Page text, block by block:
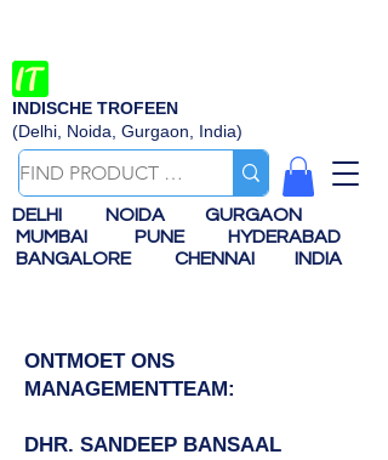
INDISCHE TROFEEN
(Delhi, Noida, Gurgaon, India)
DELHI NOIDA
GURGAON
MUMBAI
PUNE
HYDERABAD
BANGALORE
CHENNAI INDIA
ONTMOET ONS
MANAGEMENTTEAM:
DHR. SANDEEP BANSAAL